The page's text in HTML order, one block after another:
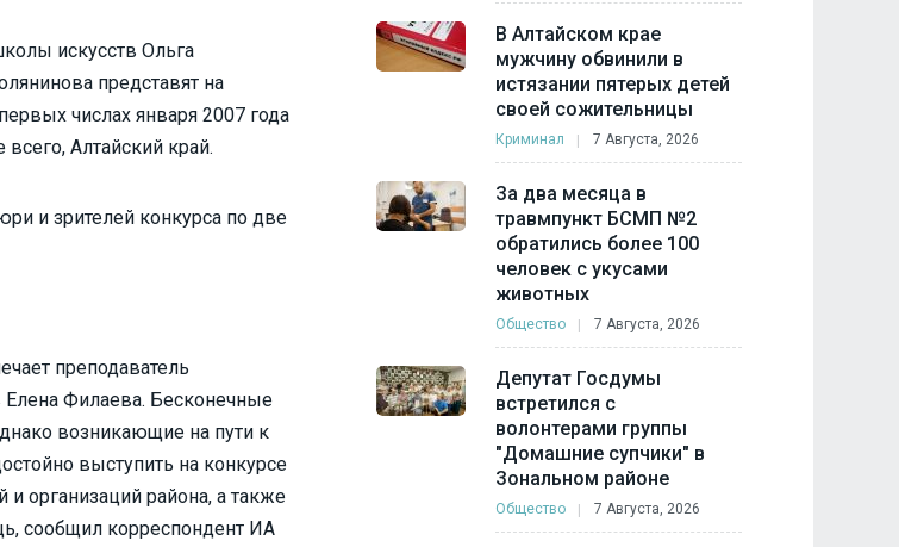
искусств Ольга
представят на
числах января 2007 года
Алтайский край.
и зрителей конкурса по две
преподаватель
Елена Филаева. Бесконечные
возникающие на пути к
выступить на конкурсе
организаций района, а также
сообщил корреспондент ИА
В Алтайском крае
мужчину обвинили в
истязании пятерых детей
своей сожительницы
Криминал 7 Августа, 2026
За два месяца в
травмпункт БСМП №2
обратились более 100
человек с укусами
животных
Общество 7 Августа, 2026
Депутат Госдумы
встретился с
волонтерами группы
"Домашние супчики" в
Зональном районе
Общество 7 Августа, 2026